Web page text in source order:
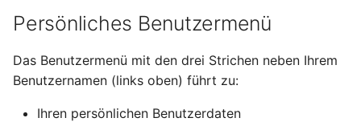
Persönliches Benutzermenü
Das Benutzermenü mit den drei Strichen neben Ihrem
Benutzernamen (links oben) führt zu:
Ihren persönlichen Benutzerdaten